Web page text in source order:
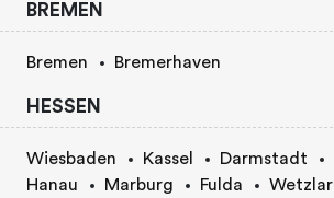
BREMEN
Bremen Bremerhaven
HESSEN
Wiesbaden Kassel Darmstadt
Hanau
Marburg Fulda Wetzlar